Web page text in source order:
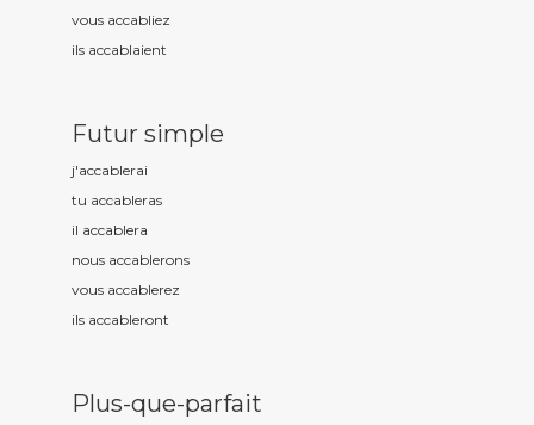
vous accabliez
ils accablaient
Futur simple
j'accablerai
tu accableras
il accablera
nous accablerons
vous accablerez
ils accableront
Plus-que-parfait